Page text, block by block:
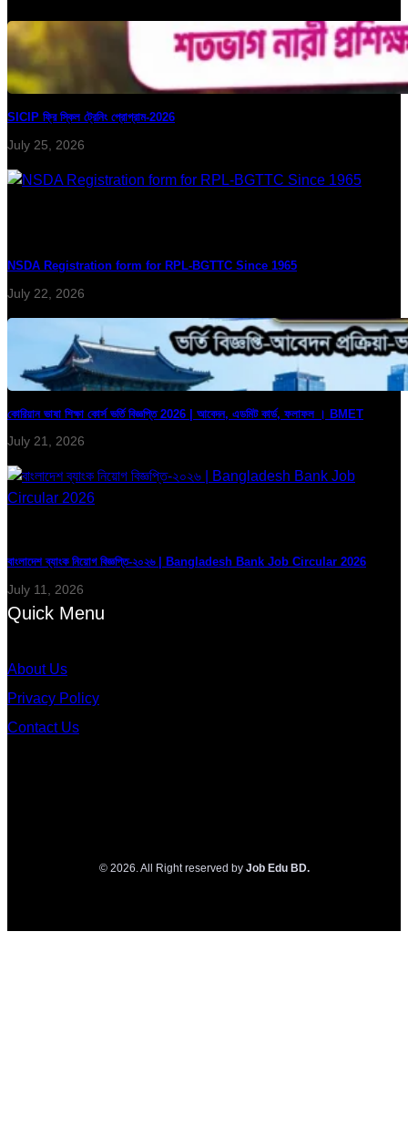
SICIP ফ্রি স্কিল ট্রেনিং প্রোগ্রাম-2026
July 25, 2026
NSDA Registration form for RPL-BGTTC Since 1965
July 22, 2026
কোরিয়ান ভাষা শিক্ষা কোর্স ভর্তি বিজ্ঞপ্তি 2026 | আবেদন, এডমিট কার্ড, ফলাফল । BMET
July 21, 2026
বাংলাদেশ ব্যাংক নিয়োগ বিজ্ঞপ্তি-২০২৬ | Bangladesh Bank Job Circular 2026
July 11, 2026
Quick Menu
About Us
Privacy Policy
Contact Us
© 2026. All Right reserved by Job Edu BD.